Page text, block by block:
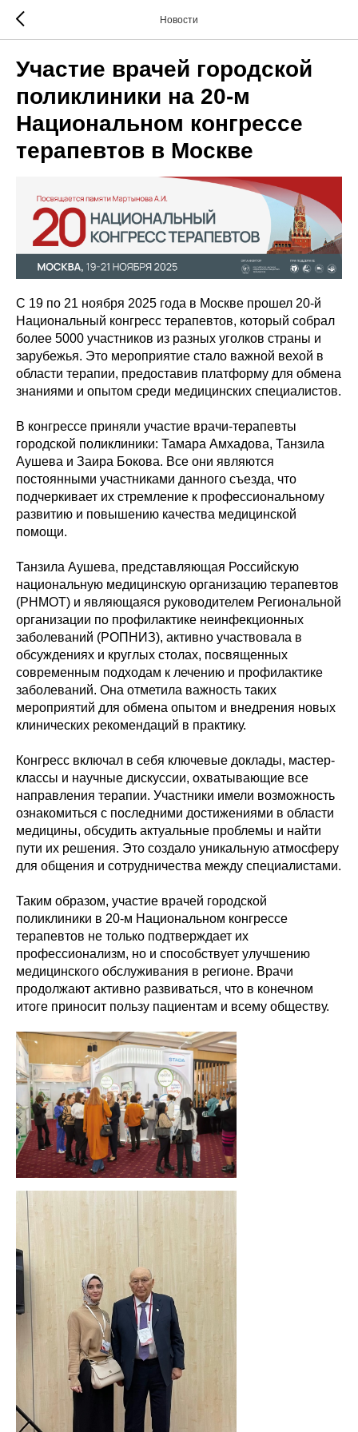
Новости
Участие врачей городской
поликлиники на 20-м
Национальном конгрессе
терапевтов в Москве
С 19 по 21 ноября 2025 года в Москве прошел 20-й
Национальный конгресс терапевтов, который собрал
более 5000 участников из разных уголков страны и
зарубежья. Это мероприятие стало важной вехой в
области терапии, предоставив платформу для обмена
знаниями и опытом среди медицинских специалистов.
В конгрессе приняли участие врачи-терапевты
городской поликлиники: Тамара Амхадова, Танзила
Аушева и Заира Бокова. Все они являются
постоянными участниками данного съезда, что
подчеркивает их стремление к профессиональному
развитию и повышению качества медицинской
помощи.
Танзила Аушева, представляющая Российскую
национальную медицинскую организацию терапевтов
(РНМОТ) и являющаяся руководителем Региональной
организации по профилактике неинфекционных
заболеваний (РОПНИЗ), активно участвовала в
обсуждениях и круглых столах, посвященных
современным подходам к лечению и профилактике
заболеваний. Она отметила важность таких
мероприятий для обмена опытом и внедрения новых
клинических рекомендаций в практику.
Конгресс включал в себя ключевые доклады, мастер-
классы и научные дискуссии, охватывающие все
направления терапии. Участники имели возможность
ознакомиться с последними достижениями в области
медицины, обсудить актуальные проблемы и найти
пути их решения. Это создало уникальную атмосферу
для общения и сотрудничества между специалистами.
Таким образом, участие врачей городской
поликлиники в 20-м Национальном конгрессе
терапевтов не только подтверждает их
профессионализм, но и способствует улучшению
медицинского обслуживания в регионе. Врачи
продолжают активно развиваться, что в конечном
итоге приносит пользу пациентам и всему обществу.